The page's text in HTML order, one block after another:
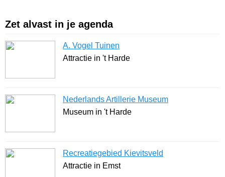
Zet alvast in je agenda
A. Vogel Tuinen
Attractie in 't Harde
Nederlands Artillerie Museum
Museum in 't Harde
Recreatiegebied Kievitsveld
Attractie in Emst